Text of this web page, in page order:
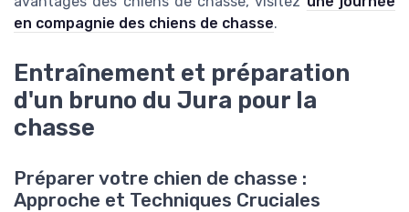
en compagnie des chiens de chasse.
Entraînement et préparation
d'un bruno du Jura pour la
chasse
Préparer votre chien de chasse :
Approche et Techniques Cruciales